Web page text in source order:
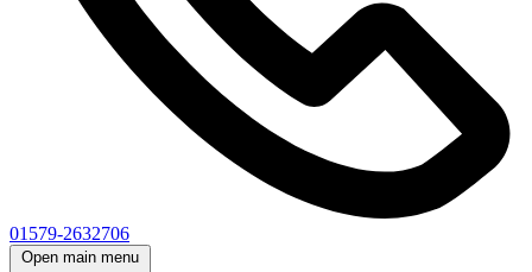
01579-2632706
Open main menu